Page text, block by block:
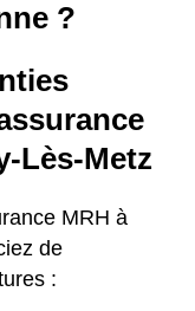
?
Lès-Metz
MRH à
de
: